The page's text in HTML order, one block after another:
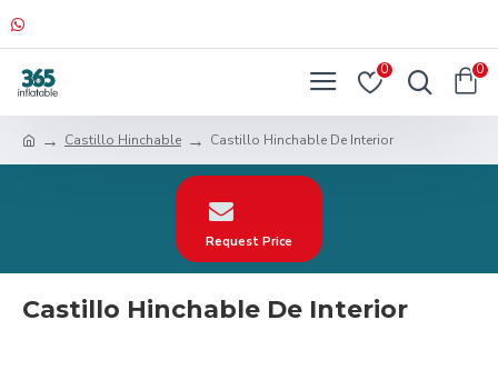
0 0
Castillo Hinchable Castillo Hinchable De Interior
Request Price
Castillo Hinchable De Interior